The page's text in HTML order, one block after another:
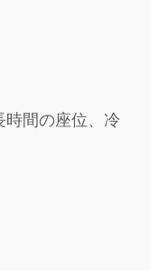
時間の座位、冷